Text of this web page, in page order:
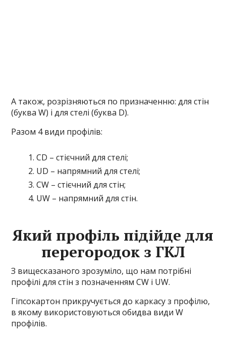
А також, розрізняються по призначенню: для стін
(буква W) і для стелі (буква D).
Разом 4 види профілів:
CD – стієчний для стелі;
UD – напрямний для стелі;
CW – стієчний для стін;
UW – напрямний для стін.
Який профіль підійде для
перегородок з ГКЛ
З вищесказаного зрозуміло, що нам потрібні
профілі для стін з позначенням CW і UW.
Гіпсокартон прикручується до каркасу з профілю,
в якому використовуються обидва види W
профілів.